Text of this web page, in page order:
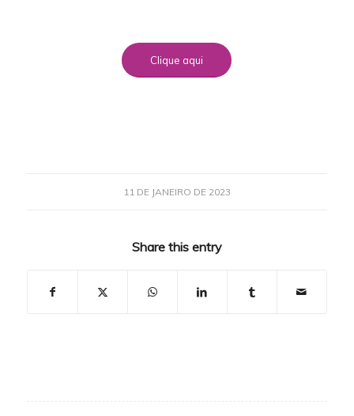
Clique aqui
11 DE JANEIRO DE 2023
Share this entry